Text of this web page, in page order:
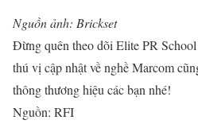
Nguồn ảnh: Brickset
Đừng quên theo dõi Elite PR
thú vị cập nhật về nghề Marcom
thông thương hiệu các bạn nhé!
Nguồn: RFI